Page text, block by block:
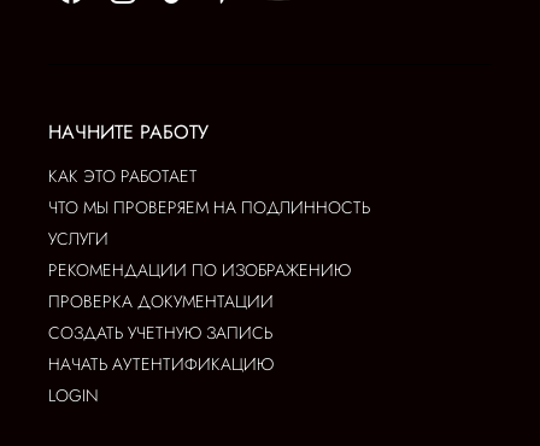
НАЧНИТЕ РАБОТУ
КАК ЭТО РАБОТАЕТ
ЧТО МЫ ПРОВЕРЯЕМ НА ПОДЛИННОСТЬ
УСЛУГИ
РЕКОМЕНДАЦИИ ПО ИЗОБРАЖЕНИЮ
ПРОВЕРКА ДОКУМЕНТАЦИИ
СОЗДАТЬ УЧЕТНУЮ ЗАПИСЬ
НАЧАТЬ АУТЕНТИФИКАЦИЮ
LOGIN